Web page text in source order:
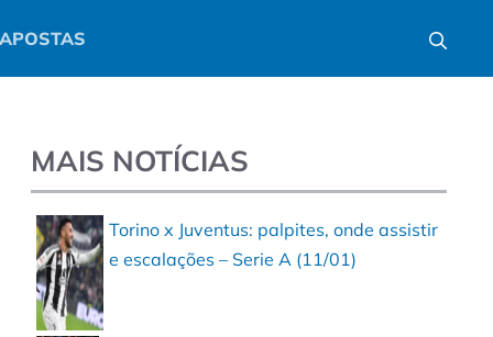
MAIS NOTÍCIAS
Torino x Juventus: palpites, onde assistir
e escalações – Serie A (11/01)